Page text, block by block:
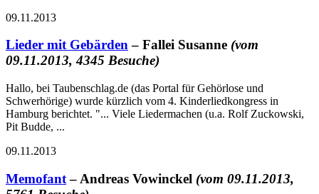
09.11.2013
Lieder mit Gebärden– Fallei Susanne (vom
09.11.2013, 4345 Besuche)
Hallo, bei Taubenschlag.de (das Portal für Gehörlose und
Schwerhörige) wurde kürzlich vom 4. Kinderliedkongress in
Hamburg berichtet. "... Viele Liedermachen (u.a. Rolf Zuckowski,
Pit Budde, ...
09.11.2013
Memofant– Andreas Vowinckel (vom 09.11.2013,